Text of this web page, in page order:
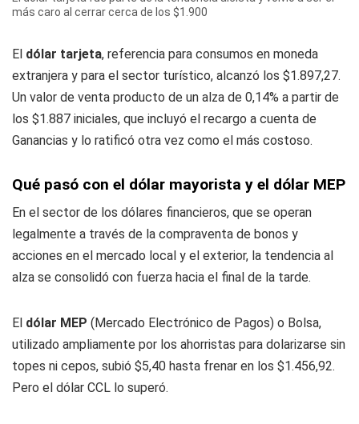
más caro al cerrar cerca de los $1.900
El dólar tarjeta, referencia para consumos en moneda
extranjera y para el sector turístico, alcanzó los $1.897,27.
Un valor de venta producto de un alza de 0,14% a partir de
los $1.887 iniciales, que incluyó el recargo a cuenta de
Ganancias y lo ratificó otra vez como el más costoso.
Qué pasó con el dólar mayorista y el dólar MEP
En el sector de los dólares financieros, que se operan
legalmente a través de la compraventa de bonos y
acciones en el mercado local y el exterior, la tendencia al
alza se consolidó con fuerza hacia el final de la tarde.
El dólar MEP (Mercado Electrónico de Pagos) o Bolsa,
utilizado ampliamente por los ahorristas para dolarizarse sin
topes ni cepos, subió $5,40 hasta frenar en los $1.456,92.
Pero el dólar CCL lo superó.